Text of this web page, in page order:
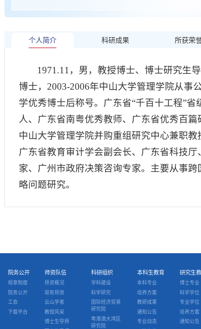
个人简介 科研成果 所获荣
1971.11，男，教授博士、博士研究生
博士，2003-2006年中山大学管理学院从事
学优秀博士后称号。广东省“千百十工程”
人、广东省南粤优秀教师、广东省优秀百篇
中山大学管理学院并购重组研究中心兼职教
广东省教育审计学会副会长、广东省科技
家、广州市政府决策咨询专家。主要从事
略问题研究。
院务公开
规章制度
院务公开
工会
下载平台
师资队伍
师资概况
现有师资
云山学者
教授风采
博士生导师
科研组织
学科建设
科学研究
国际经济贸易
研究院
粤港澳大湾区
研究院
本科生教育
本科专业
培养方案
教研成果
通知公告
专业动态
研究生
博士专业
科学学位
专业学位
培养方案
通知公告